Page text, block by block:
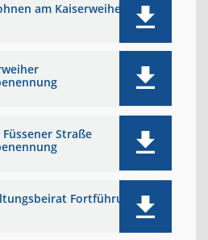
am Kaiserweiher
Straße
Fortführung